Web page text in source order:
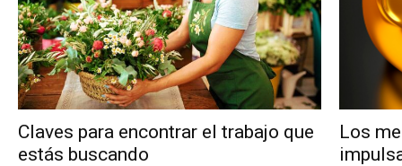
Claves para encontrar el trabajo que
estás buscando
Los